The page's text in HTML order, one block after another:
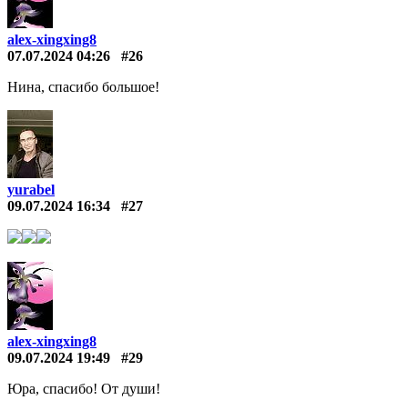
alex-xingxing8
07.07.2024 04:26
#26
Нина, спасибо большое!
yurabel
09.07.2024 16:34
#27
alex-xingxing8
09.07.2024 19:49
#29
Юра, спасибо! От души!